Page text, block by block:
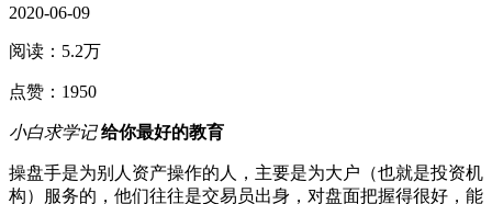
2020-06-09
阅读： 5.2万
点赞： 1950
小白求学记 给你最好的教育
操盘手是为别人资产操作的人，主要是为大户（也就是投资机
构）服务的，他们往往是交易员出身，对盘面把握得很好，能